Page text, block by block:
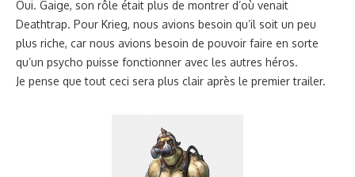
Oui. Gaige, son rôle était plus de montrer d’où venait
Deathtrap. Pour Krieg, nous avions besoin qu’il soit un peu
plus riche, car nous avions besoin de pouvoir faire en sorte
qu’un psycho puisse fonctionner avec les autres héros.
Je pense que tout ceci sera plus clair après le premier trailer.